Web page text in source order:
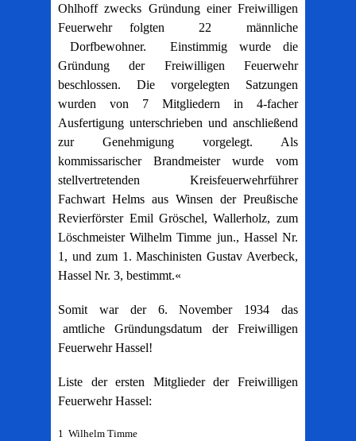
Ohlhoff zwecks Gründung einer Freiwilligen
Feuerwehr folgten 22 männliche
Dorfbewohner. Einstimmig wurde die
Gründung der Freiwilligen Feuerwehr
beschlossen. Die vorgelegten Satzungen
wurden von 7 Mitgliedern in 4-facher
Ausfertigung unterschrieben und anschließend
zur Genehmigung vorgelegt. Als
kommissarischer Brandmeister wurde vom
stellvertretenden Kreisfeuerwehrführer
Fachwart Helms aus Winsen der Preußische
Revierförster Emil Gröschel, Wallerholz, zum
Löschmeister Wilhelm Timme jun., Hassel Nr.
1, und zum 1. Maschinisten Gustav Averbeck,
Hassel Nr. 3, bestimmt.«
Somit war der 6. November 1934 das
amtliche Gründungsdatum der Freiwilligen
Feuerwehr Hassel!
Liste der ersten Mitglieder der Freiwilligen
Feuerwehr Hassel:
1 Wilhelm Timme